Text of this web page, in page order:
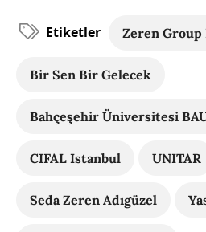
Etiketler Zeren
Bir Sen Bir Gelecek
Bahçeşehir Üniversitesi
CIFAL Istanbul UNITAR
Seda Zeren Adıgüzel